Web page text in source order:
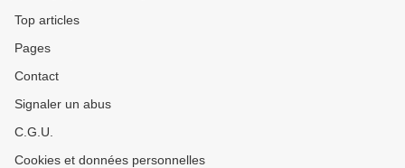
Top articles
Pages
Contact
Signaler un abus
C.G.U.
Cookies et données personnelles